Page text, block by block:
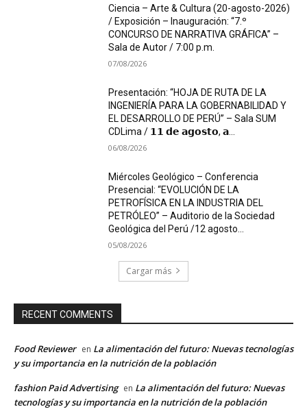
Ciencia – Arte & Cultura (20-agosto-2026)
/ Exposición – Inauguración: “7.º
CONCURSO DE NARRATIVA GRÁFICA” –
Sala de Autor / 7:00 p.m.
07/08/2026
Presentación: “HOJA DE RUTA DE LA
INGENIERÍA PARA LA GOBERNABILIDAD Y
EL DESARROLLO DE PERÚ” – Sala SUM
CDLima / 𝟭𝟭 𝗱𝗲 𝗮𝗴𝗼𝘀𝘁𝗼, 𝗮...
06/08/2026
Miércoles Geológico – Conferencia
Presencial: “EVOLUCIÓN DE LA
PETROFÍSICA EN LA INDUSTRIA DEL
PETRÓLEO” – Auditorio de la Sociedad
Geológica del Perú /12 agosto...
05/08/2026
Cargar más
RECENT COMMENTS
Food Reviewer en La alimentación del futuro: Nuevas tecnologías
y su importancia en la nutrición de la población
fashion Paid Advertising en La alimentación del futuro: Nuevas
tecnologías y su importancia en la nutrición de la población